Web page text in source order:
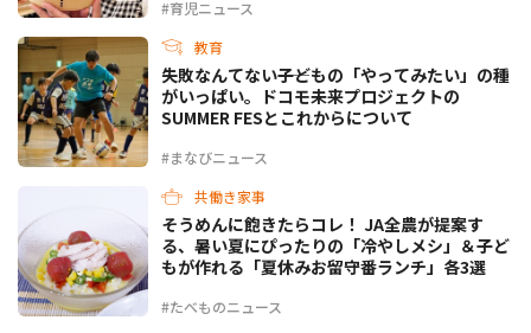
#育児ニュース
教育
#まなびニュース
失敗なんてない――子どもの「やってみたい」の種
がいっぱい。ドコモ未来プロジェクトの
SUMMER FESとこれからについて
共働き家事
#たべものニュース
そうめんに飽きたらコレ！ JA全農が提案す
る、暑い夏にぴったりの「冷やしメシ」＆子ど
もが作れる「夏休みお留守番ランチ」各3選